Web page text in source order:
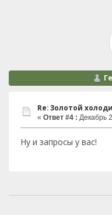
Re: Золотой
« Ответ #4 : Декабрь
Ну и запросы у вас!